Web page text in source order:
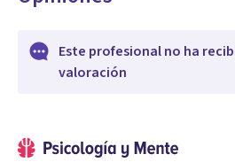
Este profesional no ha
valoración